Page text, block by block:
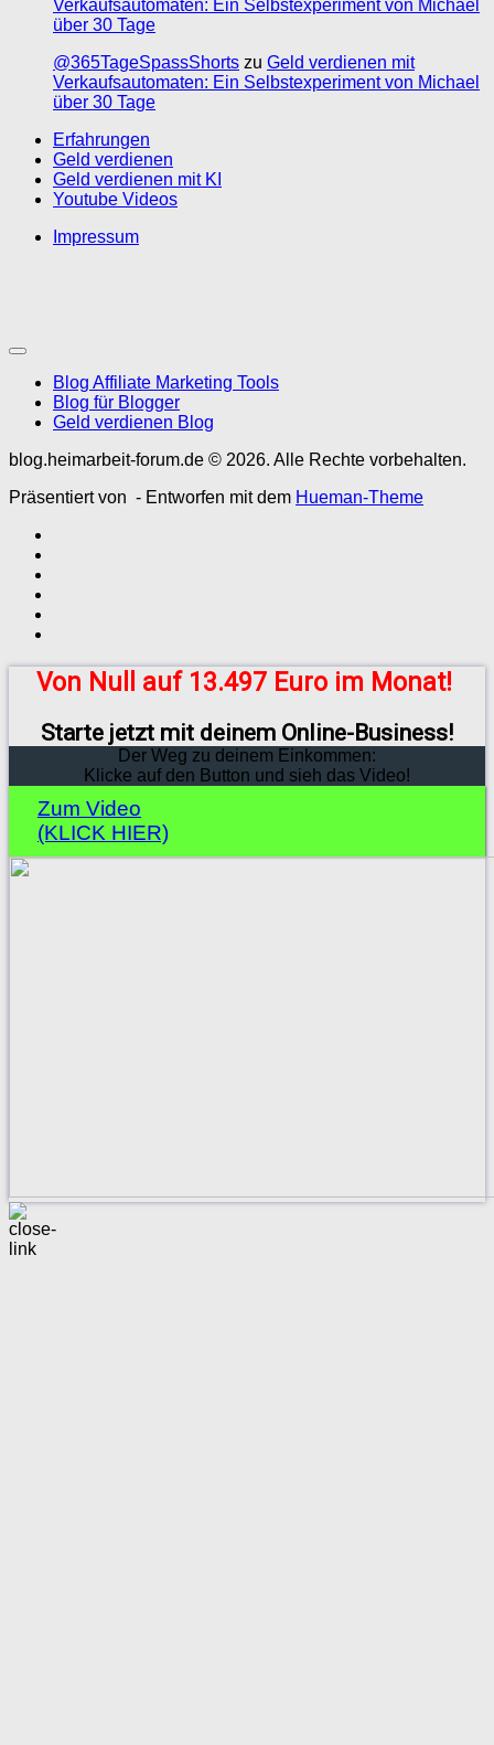
Verkaufsautomaten: Ein Selbstexperiment von Michael
über 30 Tage
@365TageSpassShorts zu Geld verdienen mit
Verkaufsautomaten: Ein Selbstexperiment von Michael
über 30 Tage
Erfahrungen
Geld verdienen
Geld verdienen mit KI
Youtube Videos
Impressum
Blog Affiliate Marketing Tools
Blog für Blogger
Geld verdienen Blog
blog.heimarbeit-forum.de © 2026. Alle Rechte vorbehalten.
Präsentiert von - Entworfen mit dem Hueman-Theme
Von Null auf 13.497 Euro im Monat!
Starte jetzt mit deinem Online-Business!
Der Weg zu deinem Einkommen:
Klicke auf den Button und sieh das Video!
Zum Video
(KLICK HIER)